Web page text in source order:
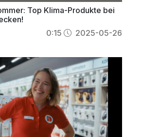
Top Klima-Produkte bei
0:15 2025-05-26